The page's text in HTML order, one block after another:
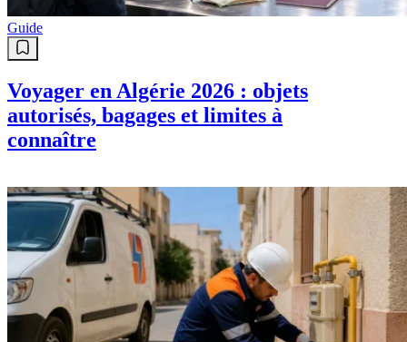
Guide
Voyager en Algérie 2026 : objets
autorisés, bagages et limites à
connaître